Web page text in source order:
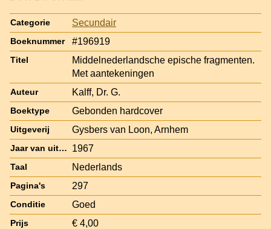
Categorie Secundair
Boeknummer #196919
Titel
Middelnederlandsche epische fragmenten.
Met aantekeningen
Auteur Kalff, Dr. G.
Boektype Gebonden hardcover
Uitgeverij Gysbers van Loon, Arnhem
Jaar van uitgave 1967
Taal Nederlands
Pagina's 297
Conditie Goed
Prijs € 4,00